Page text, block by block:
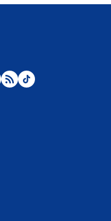
no descarta el